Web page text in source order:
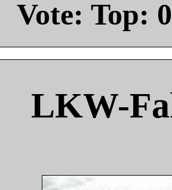
Vote: Top: 0
LKW-